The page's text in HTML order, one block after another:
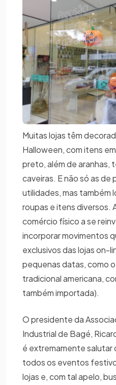
Muitas lojas têm
Halloween, com itens
preto, além de aranhas,
caveiras. E não só as
utilidades, mas também
roupas e itens diversos.
comércio físico a se
incorporar movimentos
exclusivos das lojas on-
pequenas datas, como
tradicional americana,
também importada).
O presidente da
Industrial de Bagé,
é extremamente salutar
todos os eventos
lojas e, com tal apelo,